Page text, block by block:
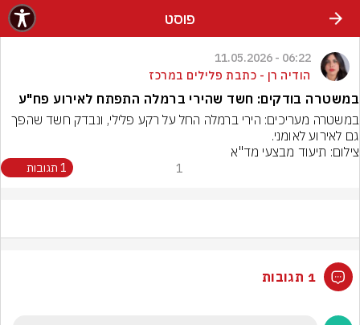
פוסט
06:22 - 11.05.2026
הודיה רן - כתבת פלילים במרכז
במשטרה בודקים: חשד שהירי ברמלה התפתח לאירוע פח"ע
במשטרה מעריכים: הירי ברמלה החל על רקע פלילי, ונבדק חשד שהפך
גם לאירוע לאומני.
צילום: תיעוד מבצעי מד"א
1 1 תגובות
1 תגובות